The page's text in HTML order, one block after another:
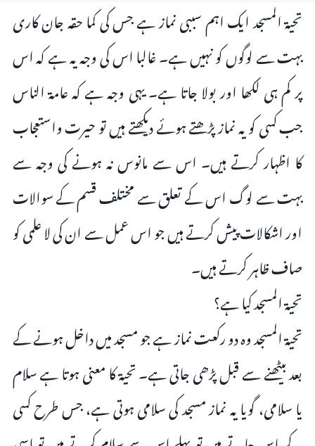
تحیۃ المسجد ایک اہم سببی نماز ہے جس کی کما حقہ جان کاری
بہت سے لوگوں کو نہیں ہے۔ غالبا اس کی وجہ یہ ہے کہ اس
پر کم ہی لکھا اور بولا جاتا ہے۔ یہی وجہ ہے کہ عامۃ الناس
جب کسی کو یہ نماز پڑھتے ہوئے دیکھتے ہیں تو حیرت واستعجاب
کا اظہار کرتے ہیں۔ اس سے مانوس نہ ہونے کی وجہ سے
بہت سے لوگ اس کے تعلق سے مختلف قسم کے سوالات
اور اشکالات پیش کرتے ہیں جو اس عمل سے ان کی لا علمی کو
صاف ظاہر کرتے ہیں۔
تحیۃ المسجد کیا ہے؟
تحیۃ المسجد وہ دو رکعت نماز ہے جو مسجد میں داخل ہونے کے
بعد بیٹھنے سے قبل پڑھی جاتی ہے۔ تحیۃ کا معنی ہوتا ہے سلام
یا سلامی، گویا یہ نماز مسجد کی سلامی ہوتی ہے، جس طرح کسی